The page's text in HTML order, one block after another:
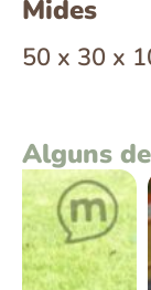
Mides
50 x 30 x
Alguns